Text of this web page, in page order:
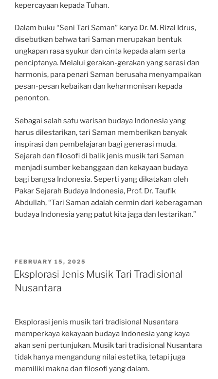
kepercayaan kepada Tuhan.
Dalam buku “Seni Tari Saman” karya Dr. M. Rizal Idrus,
disebutkan bahwa tari Saman merupakan bentuk
ungkapan rasa syukur dan cinta kepada alam serta
penciptanya. Melalui gerakan-gerakan yang serasi dan
harmonis, para penari Saman berusaha menyampaikan
pesan-pesan kebaikan dan keharmonisan kepada
penonton.
Sebagai salah satu warisan budaya Indonesia yang
harus dilestarikan, tari Saman memberikan banyak
inspirasi dan pembelajaran bagi generasi muda.
Sejarah dan filosofi di balik jenis musik tari Saman
menjadi sumber kebanggaan dan kekayaan budaya
bagi bangsa Indonesia. Seperti yang dikatakan oleh
Pakar Sejarah Budaya Indonesia, Prof. Dr. Taufik
Abdullah, “Tari Saman adalah cermin dari keberagaman
budaya Indonesia yang patut kita jaga dan lestarikan.”
POSTED
ON
FEBRUARY 15, 2025
Eksplorasi Jenis Musik Tari Tradisional
Nusantara
Eksplorasi jenis musik tari tradisional Nusantara
memperkaya kekayaan budaya Indonesia yang kaya
akan seni pertunjukan. Musik tari tradisional Nusantara
tidak hanya mengandung nilai estetika, tetapi juga
memiliki makna dan filosofi yang dalam.